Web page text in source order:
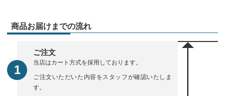
商品お届けまでの流れ
ご注文
当店はカート方式を採用しております。
ご注文いただいた内容をスタッフが確認いたしま
す。